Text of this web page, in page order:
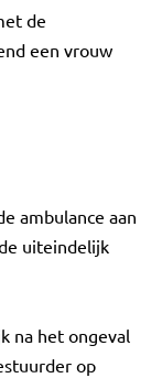
de
een vrouw
ambulance aan
uiteindelijk
na het ongeval
op